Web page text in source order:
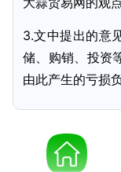
3.文中提出的意
储、购销、投资
由此产生的亏损负